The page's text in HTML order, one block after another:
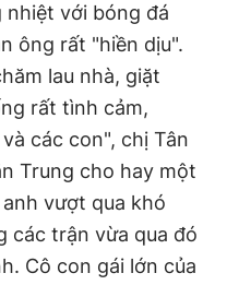
nhiệt với bóng đá
ông rất "hiền dịu".
lau nhà, giặt
rất tình cảm,
các con", chị Tân
Trung cho hay một
vượt qua khó
các trận vừa qua đó
Cô con gái lớn của